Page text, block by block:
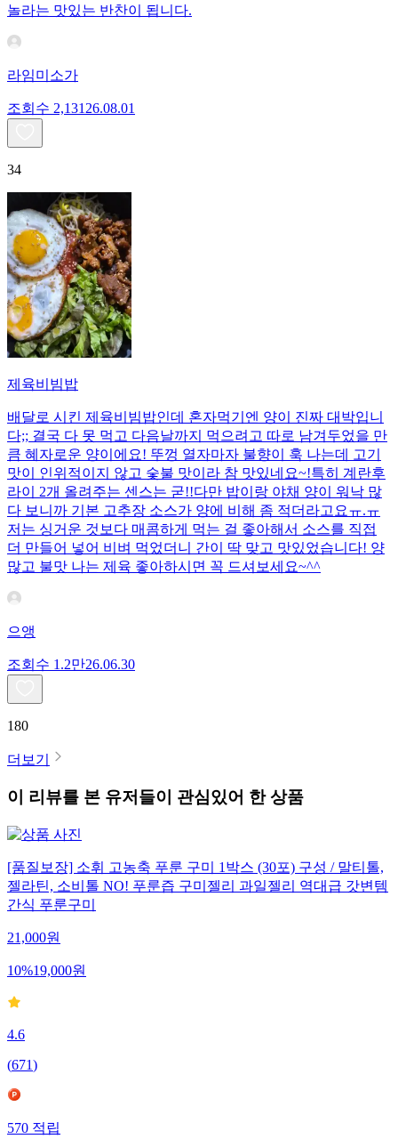
놀라는 맛있는 반찬이 됩니다.
라임미소가
조회수 2,131 26.08.01
34
제육비빔밥
배달로 시킨 제육비빔밥인데 혼자먹기엔 양이 진짜 대박입니
다;; 결국 다 못 먹고 다음날까지 먹으려고 따로 남겨두었을 만
큼 혜자로운 양이에요! 뚜껑 열자마자 불향이 훅 나는데 고기
맛이 인위적이지 않고 숯불 맛이라 참 맛있네요~!특히 계란후
라이 2개 올려주는 센스는 굳!! ​다만 밥이랑 야채 양이 워낙 많
다 보니까 기본 고추장 소스가 양에 비해 좀 적더라고요ㅠ.ㅠ
저는 싱거운 것보다 매콤하게 먹는 걸 좋아해서 소스를 직접
더 만들어 넣어 비벼 먹었더니 간이 딱 맞고 맛있었습니다! 양
많고 불맛 나는 제육 좋아하시면 꼭 드셔보세요~^^
으앵
조회수 1.2만26.06.30
180
더보기
이 리뷰를 본 유저들이 관심있어 한 상품
[품질보장] 소휘 고농축 푸룬 구미 1박스 (30포) 구성 / 말티톨,
젤라틴, 소비톨 NO! 푸룬즙 구미젤리 과일젤리 역대급 갓변템
간식 푸룬구미
21,000원
10%19,000원
4.6
(671)
570 적립